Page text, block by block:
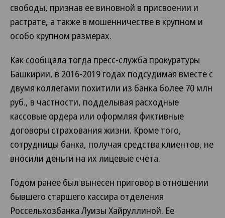
свободы, признав ее виновной в присвоении и
растрате, а также в мошенничестве в крупном и
особо крупном размерах.
Как сообщала тогда пресс-служба прокуратуры
Башкирии, в 2016-2019 годах подсудимая вместе с
двумя коллегами похитили из банка более 70 млн
руб., в частности, подделывая расходные
кассовые ордера или оформляя фиктивные
договоры страхования жизни. Кроме того,
сотрудницы банка, получая средства клиентов, не
вносили деньги на их лицевые счета.
Годом ранее был вынесен приговор в отношении
бывшего старшего кассира отделения
Россельхозбанка Луизы Хайруллиной. Ее